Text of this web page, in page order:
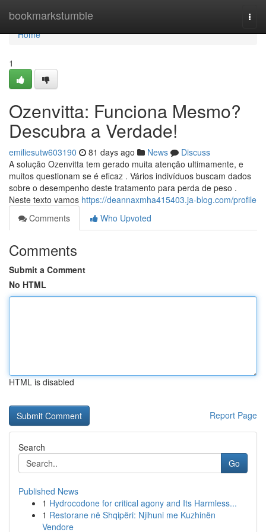
bookmarkstumble
Home
Home
1
Ozenvitta: Funciona Mesmo?
Descubra a Verdade!
emiliesutw603190 81 days ago News
Discuss
A solução Ozenvitta tem gerado muita atenção ultimamente, e
muitos questionam se é eficaz . Vários indivíduos buscam dados
sobre o desempenho deste tratamento para perda de peso .
Neste texto vamos https://deannaxmha415403.ja-blog.com/profile
Comments
Who Upvoted
Comments
Submit a Comment
No HTML
HTML is disabled
Report Page
Search
Go
Published News
1 Hydrocodone for critical agony and Its Harmless...
1 Restorane në Shqipëri: Njihuni me Kuzhinën
Vendore